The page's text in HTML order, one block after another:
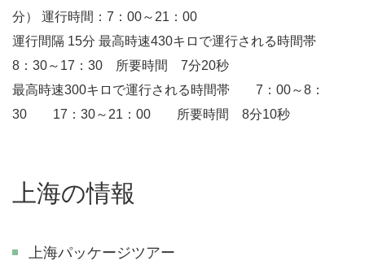
分） 運行時間：7：00～21：00
運行間隔 15分 最高時速430キロで運行される時間帯
8：30～17：30 所要時間 7分20秒
最高時速300キロで運行される時間帯 7：00～8：
30 17：30～21：00 所要時間 8分10秒
上海の情報
上海パッケージツアー